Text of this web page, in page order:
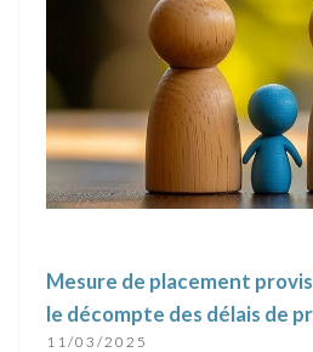
Mesure de placement
le décompte des délais de
11/03/2025